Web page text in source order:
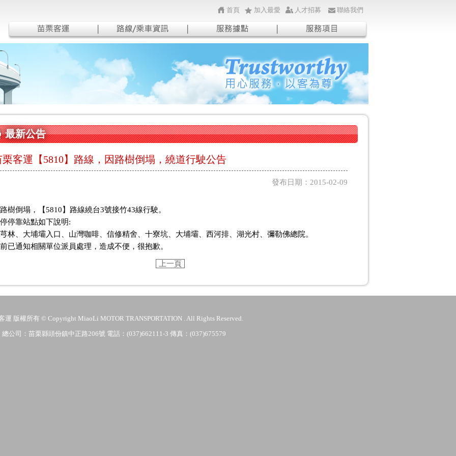
首頁 加入最愛 人才招募 聯絡我們
最新公告
栗客運【5810】路線，因路樹倒塌，繞道行駛公告
發布日期：2015-02-09
樹倒塌，【5810】路線繞台3號接竹43線行駛。
停靠站點如下說明:
林、大埔壩入口、山灣咖啡、信修精舍、十寮坑、大埔壩、西河排、湖光村、彌勒佛總院。
已通知相關單位派員處理，造成不便，很抱歉。
上一頁
運 版權所有 © Copyright MiaoLi MOTOR TRANSPORTATION . All Rights Reserved.
總公司：苗栗縣頭份鎮中正路206號 電話：(037)662111-3 傳真：(037)675579